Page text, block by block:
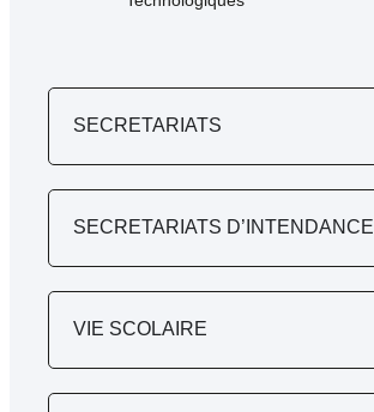
SECRETARIATS
SECRETARIATS D’INTENDANCE
VIE SCOLAIRE